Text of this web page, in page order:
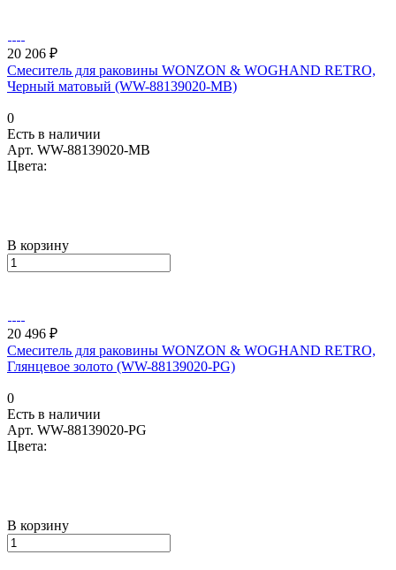
20 206 ₽
Смеситель для раковины WONZON & WOGHAND RETRO,
Черный матовый (WW-88139020-MB)
0
Есть в наличии
Арт. WW-88139020-MB
Цвета:
В корзину
20 496 ₽
Смеситель для раковины WONZON & WOGHAND RETRO,
Глянцевое золото (WW-88139020-PG)
0
Есть в наличии
Арт. WW-88139020-PG
Цвета:
В корзину